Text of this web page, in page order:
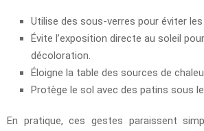
Utilise des sous-verres pour éviter les
Évite l’exposition directe au soleil
décoloration.
Éloigne la table des sources de
Protège le sol avec des patins sous
En pratique, ces gestes paraissent